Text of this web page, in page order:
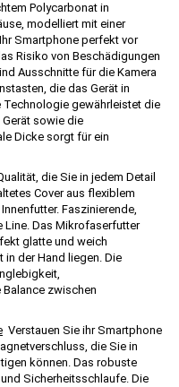
Polycarbonat in
modelliert mit einer
Smartphone perfekt vor
Risiko von Beschädigungen
Ausschnitte für die Kamera
die das Gerät in
Technologie gewährleistet die
sowie die
Dicke sorgt für ein
die Sie in jedem Detail
Cover aus flexiblem
Faszinierende,
Das Mikrofaserfutter
glatte und weich
der Hand liegen. Die
zwischen
Verstauen Sie ihr Smartphone
die Sie in
können. Das robuste
Sicherheitsschlaufe. Die